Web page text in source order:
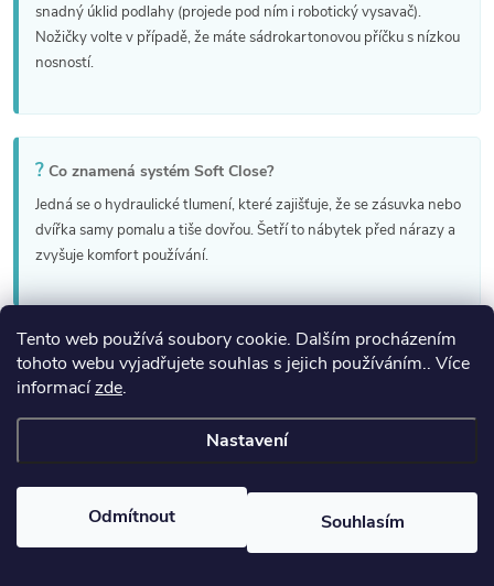
Tento web používá soubory cookie. Dalším procházením
tohoto webu vyjadřujete souhlas s jejich používáním.. Více
informacízde.
Nastavení
Odmítnout Souhlasím
snadný úklid podlahy (projede pod ním i robotický vysavač).
Nožičky volte v případě, že máte sádrokartonovou příčku s nízkou
nosností.
? Co znamená systém Soft Close?
Jedná se o hydraulické tlumení, které zajišťuje, že se zásuvka nebo
dvířka samy pomalu a tiše dovřou. Šetří to nábytek před nárazy a
zvyšuje komfort používání.
Ověření výrobci
Certifikované produkty pro EU
Z